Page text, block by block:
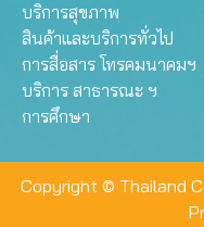
บริการสุขภาพ
สินค้าและบริการทั่วไป
การสื่อสาร โทรคมนาคมฯ
บริการ สาธารณะ ฯ
การศึกษา
Copyright © Thailand